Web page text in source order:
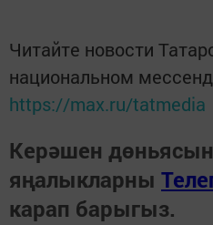
Читайте новости
национальном
https://max.ru/tatmedia
Керәшен
яңалыкларны
карап барыгыз.